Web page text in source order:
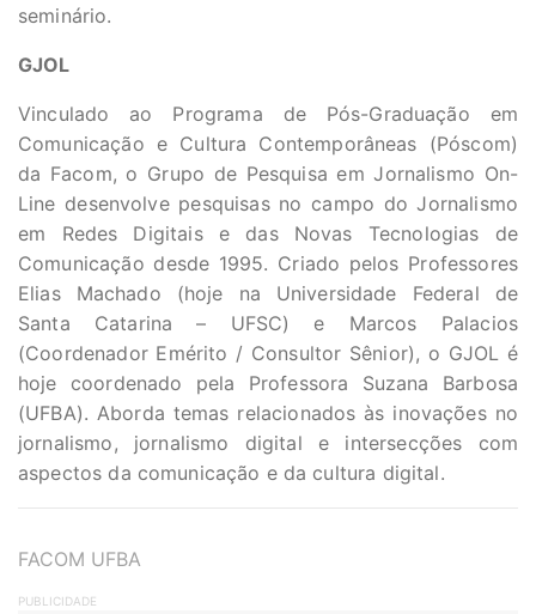
seminário.
GJOL
Vinculado ao Programa de Pós-Graduação em
Comunicação e Cultura Contemporâneas (Póscom)
da Facom, o Grupo de Pesquisa em Jornalismo On-
Line desenvolve pesquisas no campo do Jornalismo
em Redes Digitais e das Novas Tecnologias de
Comunicação desde 1995. Criado pelos Professores
Elias Machado (hoje na Universidade Federal de
Santa Catarina – UFSC) e Marcos Palacios
(Coordenador Emérito / Consultor Sênior), o GJOL é
hoje coordenado pela Professora Suzana Barbosa
(UFBA). Aborda temas relacionados às inovações no
jornalismo, jornalismo digital e intersecções com
aspectos da comunicação e da cultura digital.
TAGS
FACOM UFBA
PUBLICIDADE